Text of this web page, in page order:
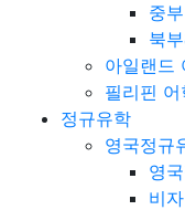
중부
북
아일랜드
필리핀 어
정규유학
영국정규
영
비